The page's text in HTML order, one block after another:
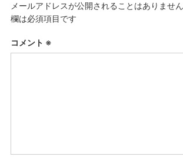
メールアドレスが公開されることはありません
欄は必須項目です
コメント ※